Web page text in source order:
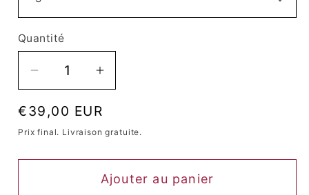
Quantité
Quantité
Réduire
quantité
de
Augmenter
quantité
de
Gheisa
Prix
habituel
€39,00 EUR
Prix ​​final. Livraison gratuite.
Ajouter au panier